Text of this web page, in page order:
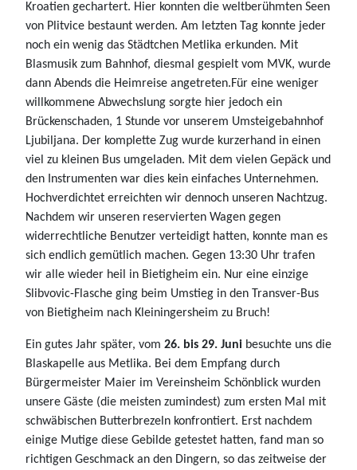
Kroatien gechartert. Hier konnten die weltberühmten Seen
von Plitvice bestaunt werden. Am letzten Tag konnte jeder
noch ein wenig das Städtchen Metlika erkunden. Mit
Blasmusik zum Bahnhof, diesmal gespielt vom MVK, wurde
dann Abends die Heimreise angetreten.Für eine weniger
willkommene Abwechslung sorgte hier jedoch ein
Brückenschaden, 1 Stunde vor unserem Umsteigebahnhof
Ljubiljana. Der komplette Zug wurde kurzerhand in einen
viel zu kleinen Bus umgeladen. Mit dem vielen Gepäck und
den Instrumenten war dies kein einfaches Unternehmen.
Hochverdichtet erreichten wir dennoch unseren Nachtzug.
Nachdem wir unseren reservierten Wagen gegen
widerrechtliche Benutzer verteidigt hatten, konnte man es
sich endlich gemütlich machen. Gegen 13:30 Uhr trafen
wir alle wieder heil in Bietigheim ein. Nur eine einzige
Slibvovic-Flasche ging beim Umstieg in den Transver-Bus
von Bietigheim nach Kleiningersheim zu Bruch!
Ein gutes Jahr später, vom 26. bis 29. Juni besuchte uns die
Blaskapelle aus Metlika. Bei dem Empfang durch
Bürgermeister Maier im Vereinsheim Schönblick wurden
unsere Gäste (die meisten zumindest) zum ersten Mal mit
schwäbischen Butterbrezeln konfrontiert. Erst nachdem
einige Mutige diese Gebilde getestet hatten, fand man so
richtigen Geschmack an den Dingern, so das zeitweise der